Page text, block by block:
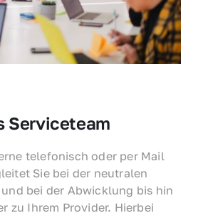
Serviceteam
telefonisch oder per Mail
Sie bei der neutralen
bei der Abwicklung bis hin
zu Ihrem Provider. Hierbei